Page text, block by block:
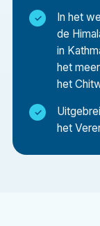
Nepalese
waardering
Avontuur
Ontdek in
trektochten
In het
de
in
het
het
het